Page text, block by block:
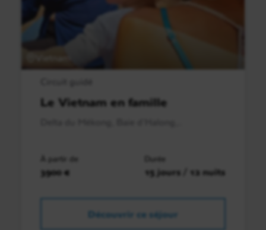
Le Vietnam en famille
À partir de
3900 €
Durée
15 jours / 12 nuits
Découvrir ce séjour